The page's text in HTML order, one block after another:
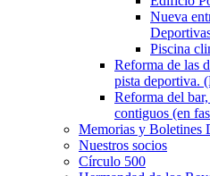
Nueva
Piscina
Reforma de las
pista deportiva.
Reforma del
contiguos (en
Memorias y Boletines
Nuestros socios
Círculo 500